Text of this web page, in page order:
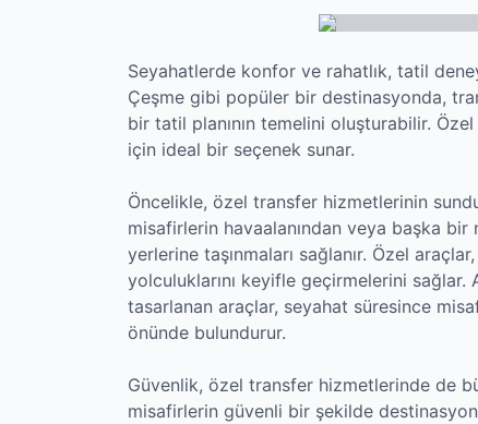
Seyahatlerde konfor ve rahatlık, tatil
Çeşme gibi popüler bir destinasyonda,
bir tatil planının temelini oluşturabilir.
için ideal bir seçenek sunar.
Öncelikle, özel transfer hizmetlerinin
misafirlerin havaalanından veya başka
yerlerine taşınmaları sağlanır. Özel
yolculuklarını keyifle geçirmelerini
tasarlanan araçlar, seyahat süresince
önünde bulundurur.
Güvenlik, özel transfer hizmetlerinde de
misafirlerin güvenli bir şekilde